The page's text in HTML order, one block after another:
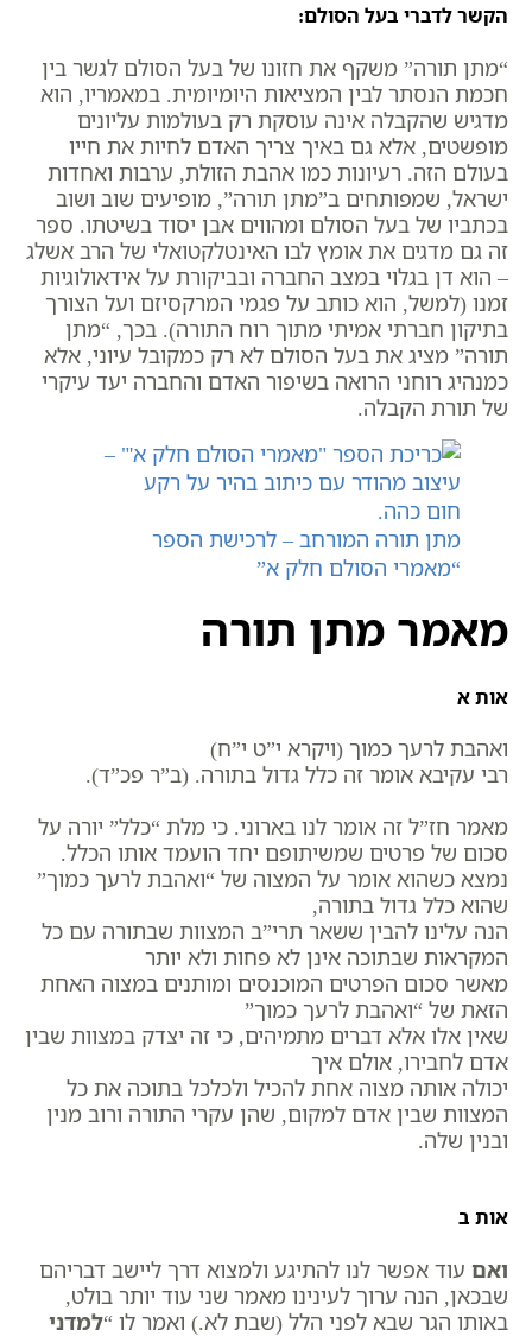
הקשר לדברי בעל הסולם:
“מתן תורה” משקף את חזונו של בעל הסולם לגשר בין
חכמת הנסתר לבין המציאות היומיומית. במאמריו, הוא
מדגיש שהקבלה אינה עוסקת רק בעולמות עליונים
מופשטים, אלא גם באיך צריך האדם לחיות את חייו
בעולם הזה. רעיונות כמו אהבת הזולת, ערבות ואחדות
ישראל, שמפותחים ב”מתן תורה”, מופיעים שוב ושוב
בכתביו של בעל הסולם ומהווים אבן יסוד בשיטתו. ספר
זה גם מדגים את אומץ לבו האינטלקטואלי של הרב אשלג
– הוא דן בגלוי במצב החברה ובביקורת על אידאולוגיות
זמנו (למשל, הוא כותב על פגמי המרקסיזם ועל הצורך
בתיקון חברתי אמיתי מתוך רוח התורה). בכך, “מתן
תורה” מציג את בעל הסולם לא רק כמקובל עיוני, אלא
כמנהיג רוחני הרואה בשיפור האדם והחברה יעד עיקרי
של תורת הקבלה.
מתן תורה המורחב – לרכישת הספר
“מאמרי הסולם חלק א”
מאמר מתן תורה
אות א
ואהבת לרעך כמוך (ויקרא י”ט י”ח)
רבי עקיבא אומר זה כלל גדול בתורה. (ב”ר פכ”ד).
מאמר חז”ל זה אומר לנו בארוני. כי מלת “כלל” יורה על
סכום של פרטים שמשיתופם יחד הועמד אותו הכלל.
נמצא כשהוא אומר על המצוה של “ואהבת לרעך כמוך”
שהוא כלל גדול בתורה,
הנה עלינו להבין ששאר תרי”ב המצוות שבתורה עם כל
המקראות שבתוכה אינן לא פחות ולא יותר
מאשר סכום הפרטים המוכנסים ומותנים במצוה האחת
הזאת של “ואהבת לרעך כמוך”
שאין אלו אלא דברים מתמיהים, כי זה יצדק במצוות שבין
אדם לחבירו, אולם איך
יכולה אותה מצוה אחת להכיל ולכלכל בתוכה את כל
המצוות שבין אדם למקום, שהן עקרי התורה ורוב מנין
ובנין שלה.
אות ב
ואם עוד אפשר לנו להתיגע ולמצוא דרך ליישב דבריהם
שבכאן, הנה ערוך לעינינו מאמר שני עוד יותר בולט,
באותו הגר שבא לפני הלל (שבת לא.) ואמר לו “למדני